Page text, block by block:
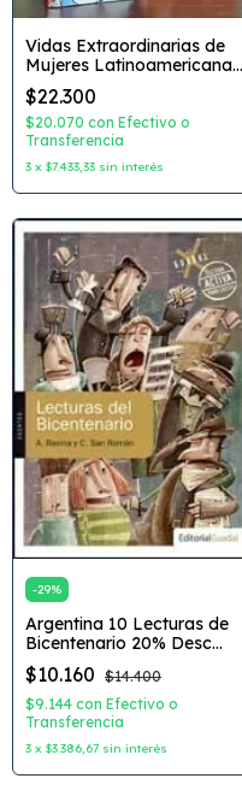
Vidas Extraordinarias de
Mujeres Latinoamericanas
Editorial: Guadal
$22.300
$20.070 con Efectivo o
Transferencia
3 x $7.433,33 sin interés
-29%
Argentina 10 Lecturas de
Bicentenario 20% Desc
Coleccion: Lectura Activa
Autor: Antologia de textos
Editorial: Guadal
$10.160 $14.400
$9.144 con Efectivo o
Transferencia
3 x $3.386,67 sin interés